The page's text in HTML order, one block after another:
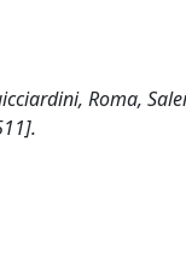
Roma,